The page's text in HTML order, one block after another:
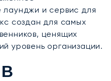
и сервис для
создан для самых
ценящих
уровень организации.
В